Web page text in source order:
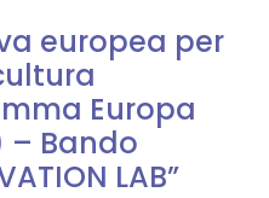
europea per
Europa
– Bando
LAB”